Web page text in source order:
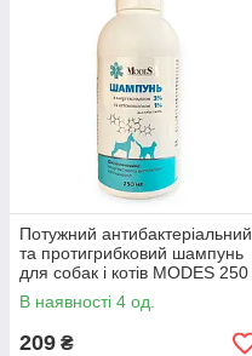
Потужний антибактеріальний
та протигрибковий шампунь
для собак і котів MODES 250
мл з хлоргексидином,
кетоконазолом
В наявності 4 од.
209 ₴